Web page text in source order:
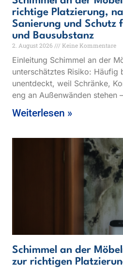
richtige Platzierung,
Sanierung und Schutz
und Bausubstanz
2. August 2026 Keine Kommentare
Einleitung Schimmel an der
unterschätztes Risiko: Häufig
unentdeckt, weil Schränke,
eng an Außenwänden stehen –
Weiterlesen »
Schimmel an der
zur richtigen